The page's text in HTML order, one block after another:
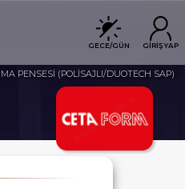
GECE/GÜN GİRİŞ YAP
PENSESİ (POLİSAJLI/DUOTECH SAP)